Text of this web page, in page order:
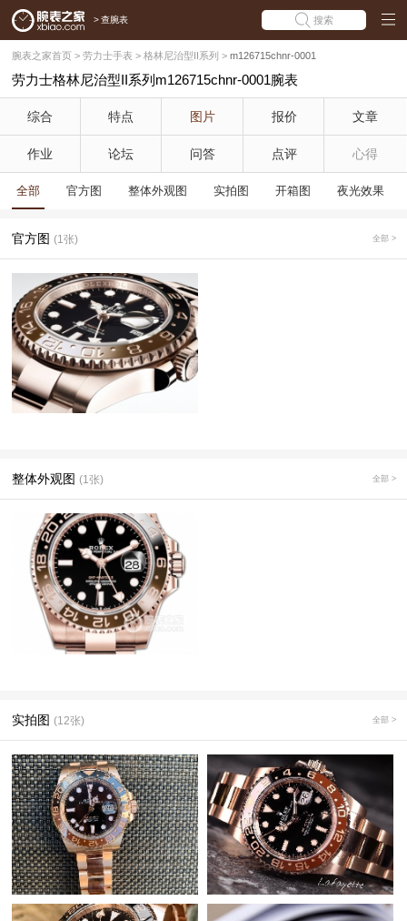
> 查腕表 搜索
腕表之家首页 > 劳力士手表 > 格林尼治型II系列 > m126715chnr-0001
劳力士格林尼治型II系列m126715chnr-0001腕表
综合 特点 图片 报价 文章
作业 论坛 问答 点评 心得
全部 官方图 整体外观图 实拍图 开箱图 夜光效果
官方图 (1张) 全部 >
整体外观图 (1张) 全部 >
实拍图 (12张) 全部 >